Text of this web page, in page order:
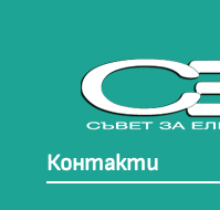
Контакти